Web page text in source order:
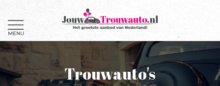
MENU
Trouwauto's